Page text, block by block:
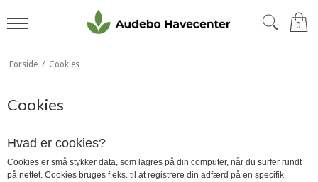
0
Forside / Cookies
Cookies
Hvad er cookies?
Cookies er små stykker data, som lagres på din computer, når du surfer rundt
på nettet. Cookies bruges f.eks. til at registrere din adfærd på en specifik